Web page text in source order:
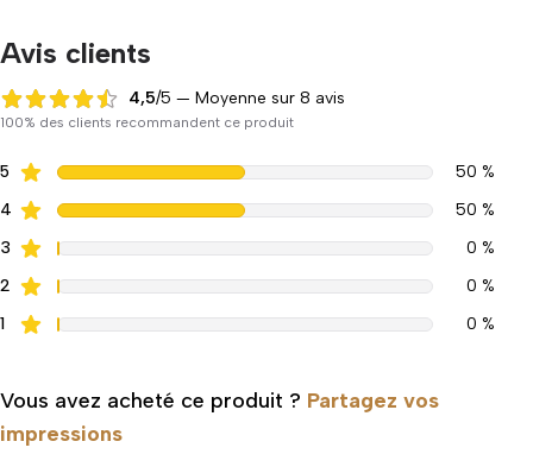
Avis clients
4,5 sur 5
4,5/5 — Moyenne sur 8 avis
100% des clients recommandent ce produit
5
50 %
4
50 %
3
0 %
2
0 %
1
0 %
Vous avez acheté ce produit ? Partagez vos
impressions